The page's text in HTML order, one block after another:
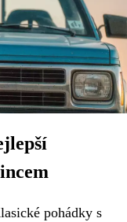
pohádky s